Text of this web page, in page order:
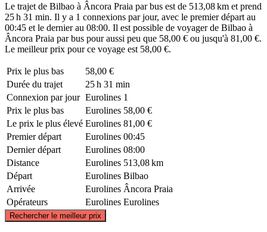
Le trajet de Bilbao à Âncora Praia par bus est de 513,08 km et prend
25 h 31 min. Il y a 1 connexions par jour, avec le premier départ au
00:45 et le dernier au 08:00. Il est possible de voyager de Bilbao à
Âncora Praia par bus pour aussi peu que 58,00 € ou jusqu'à 81,00 €.
Le meilleur prix pour ce voyage est 58,00 €.
Prix ​​le plus bas
58,00 €
Durée du trajet
25 h 31 min
Connexion par jour Eurolines 1
Prix ​​le plus bas
Eurolines 58,00 €
Le prix le plus élevé Eurolines 81,00 €
Premier départ
Eurolines 00:45
Dernier départ
Eurolines 08:00
Distance
Eurolines 513,08 km
Départ
Eurolines Bilbao
Arrivée
Eurolines Âncora Praia
Opérateurs
Eurolines Eurolines
Rechercher le meilleur prix
©CARTO